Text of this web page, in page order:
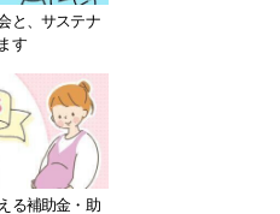
と、サステナ
す
る補助金・助